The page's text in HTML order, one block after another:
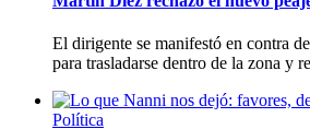
El dirigente se manifestó en contra
para trasladarse dentro de la zona y
Política